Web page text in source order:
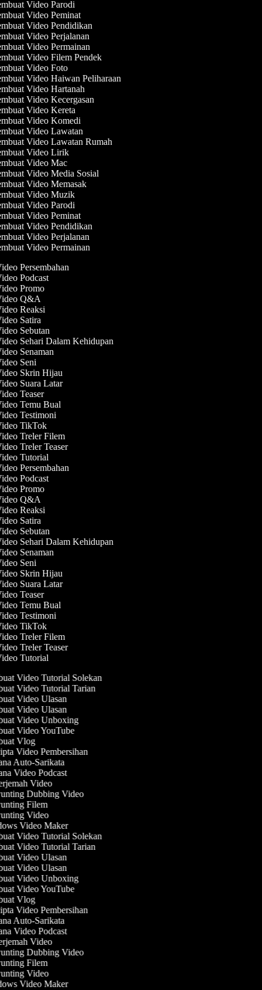
Video Parodi
Video Peminat
Video Pendidikan
Video Perjalanan
Video Permainan
Video Filem Pendek
Video Foto
Video Haiwan Peliharaan
Video Hartanah
Video Kecergasan
Video Kereta
Video Komedi
Video Lawatan
Video Lawatan Rumah
Video Lirik
Video Mac
Video Media Sosial
Video Memasak
Video Muzik
Video Parodi
Video Peminat
Video Pendidikan
Video Perjalanan
Video Permainan
Persembahan
Podcast
Promo
Q&A
Reaksi
Satira
Sebutan
Sehari Dalam Kehidupan
Senaman
Seni
Skrin Hijau
Suara Latar
Teaser
Temu Bual
Testimoni
TikTok
Treler Filem
Treler Teaser
Tutorial
Persembahan
Podcast
Promo
Q&A
Reaksi
Satira
Sebutan
Sehari Dalam Kehidupan
Senaman
Seni
Skrin Hijau
Suara Latar
Teaser
Temu Bual
Testimoni
TikTok
Treler Filem
Treler Teaser
Tutorial
Video Tutorial Solekan
Video Tutorial Tarian
Video Ulasan
Video Ulasan
Video Unboxing
Video YouTube
Vlog
Video Pembersihan
Auto-Sarikata
Video Podcast
Video
Dubbing Video
Filem
Video
Video Maker
Video Tutorial Solekan
Video Tutorial Tarian
Video Ulasan
Video Ulasan
Video Unboxing
Video YouTube
Vlog
Video Pembersihan
Auto-Sarikata
Video Podcast
Video
Dubbing Video
Filem
Video
Video Maker